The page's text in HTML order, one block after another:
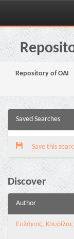
Skip
navigation
Repository of OAI
Saved Searches
Save this
Discover
Author
Ευλόγιος, Κουρίλας